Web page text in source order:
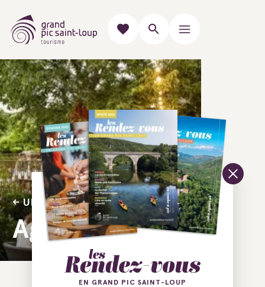
UN LUNDI À TABLE
Agartha
EN GRAND PIC SAINT-LOUP